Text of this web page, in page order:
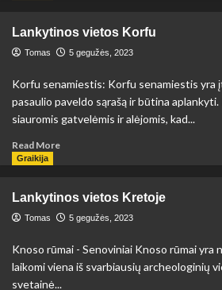
vietos
Rode
Lankytinos vietos Korfu
Tomas 5 gegužės, 2023
Korfu senamiestis: Korfu senamiestis yra
pasaulio paveldo sąrašą ir būtina
siauromis gatvelėmis ir alėjomis, kad...
Read MoreRead
vietos
Korfu
Graikija
Lankytinos vietos Kretoje
Tomas 5 gegužės, 2023
Knoso rūmai - Senoviniai Knoso rūmai yra
laikomi viena iš svarbiausių archeologinių
svetainė...